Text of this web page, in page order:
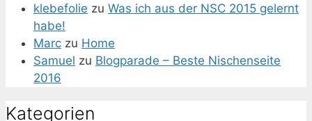
klebefolie zu Was ich aus der NSC 2015 gelernt
habe!
Marc zu Home
Samuel zu Blogparade – Beste Nischenseite
2016
Kategorien